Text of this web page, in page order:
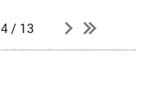
4 / 13